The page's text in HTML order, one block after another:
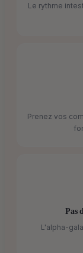
Le rythme
Prenez vos
Pas
L'alpha-